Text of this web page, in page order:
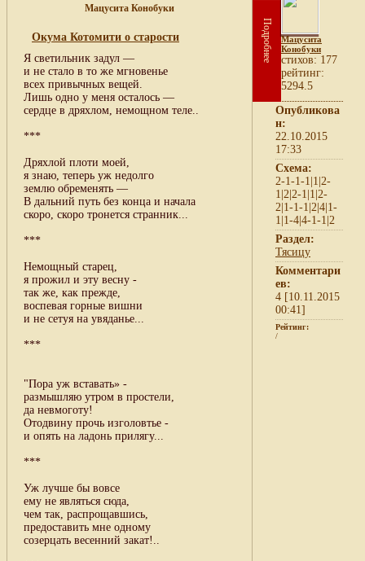
Мацусита Конобуки
Окума Котомити о старости
Я светильник задул —
и не стало в то же мгновенье
всех привычных вещей.
Лишь одно у меня осталось —
сердце в дряхлом, немощном теле..
***
Дряхлой плоти моей,
я знаю, теперь уж недолго
землю обременять —
В дальний путь без конца и начала
скоро, скоро тронется странник...
***
Немощный старец,
я прожил и эту весну -
так же, как прежде,
воспевая горные вишни
и не сетуя на увяданье...
***
"Пора уж вставать» -
размышляю утром в простели,
да невмоготу!
Отодвину прочь изголовтье -
и опять на ладонь прилягу...
***
Уж лучше бы вовсе
ему не являться сюда,
чем так, распрощавшись,
предоставить мне одному
созерцать весенний закат!..
Подробнее
Мацусита
Конобуки
cтихов: 177
рейтинг:
5294.5
Опубликова
н:
22.10.2015
17:33
Схема:
2-1-1-1|1|2-
1|2|2-1|1|2-
2|1-1-1|2|4|1-
1|1-4|4-1-1|2
Раздел:
Тясицу
Комментари
ев:
4 [10.11.2015
00:41]
Рейтинг:
/